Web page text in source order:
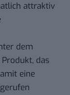
attraktiv
dem
das
eine